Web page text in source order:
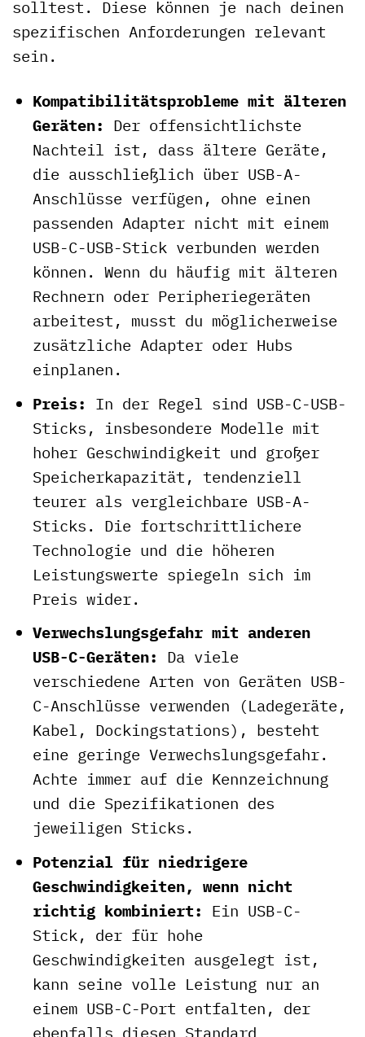
solltest. Diese können je nach deinen
spezifischen Anforderungen relevant
sein.
Kompatibilitätsprobleme mit älteren
Geräten: Der offensichtlichste
Nachteil ist, dass ältere Geräte,
die ausschließlich über USB-A-
Anschlüsse verfügen, ohne einen
passenden Adapter nicht mit einem
USB-C-USB-Stick verbunden werden
können. Wenn du häufig mit älteren
Rechnern oder Peripheriegeräten
arbeitest, musst du möglicherweise
zusätzliche Adapter oder Hubs
einplanen.
Preis: In der Regel sind USB-C-USB-
Sticks, insbesondere Modelle mit
hoher Geschwindigkeit und großer
Speicherkapazität, tendenziell
teurer als vergleichbare USB-A-
Sticks. Die fortschrittlichere
Technologie und die höheren
Leistungswerte spiegeln sich im
Preis wider.
Verwechslungsgefahr mit anderen
USB-C-Geräten: Da viele
verschiedene Arten von Geräten USB-
C-Anschlüsse verwenden (Ladegeräte,
Kabel, Dockingstations), besteht
eine geringe Verwechslungsgefahr.
Achte immer auf die Kennzeichnung
und die Spezifikationen des
jeweiligen Sticks.
Potenzial für niedrigere
Geschwindigkeiten, wenn nicht
richtig kombiniert: Ein USB-C-
Stick, der für hohe
Geschwindigkeiten ausgelegt ist,
kann seine volle Leistung nur an
einem USB-C-Port entfalten, der
ebenfalls diesen Standard